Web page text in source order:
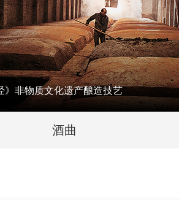
》非物质文化遗产酿造技艺
酒曲